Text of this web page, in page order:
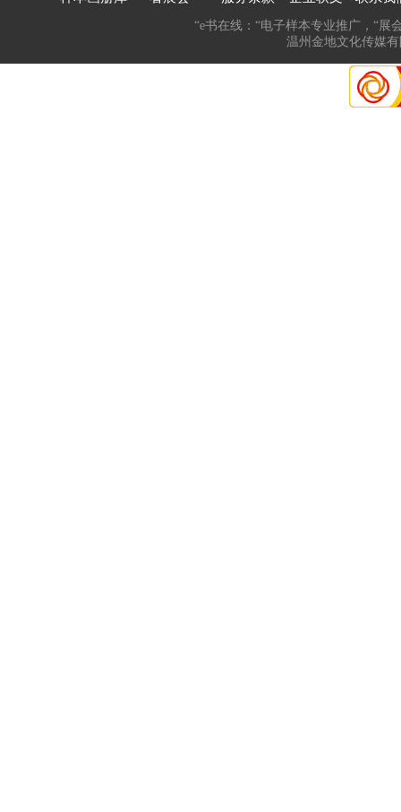
“e书在线：“电子样本专业推广，“展
温州金地文化传媒